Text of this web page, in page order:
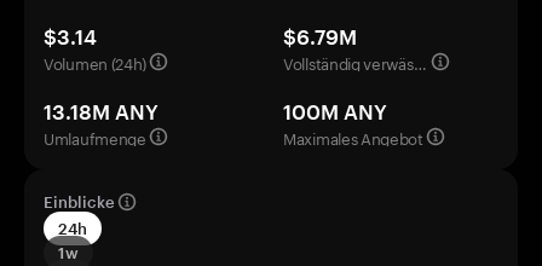
$3.14
Volumen (24h)
$6.79M
Vollständig verwässerte Bewertung
13.18M ANY
Umlaufmenge
100M ANY
Maximales Angebot
Einblicke
24h
1w